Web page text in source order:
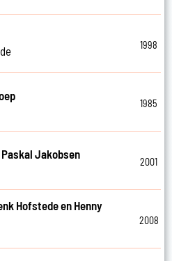
1998
1985
Jakobsen
2001
Hofstede en Henny
2008